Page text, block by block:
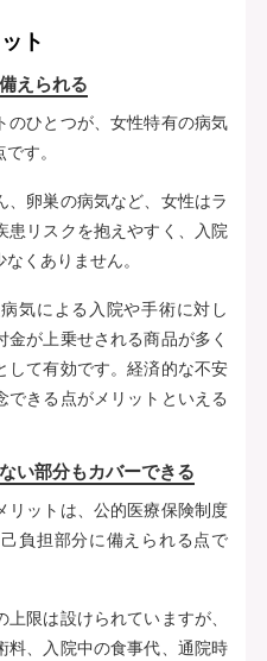
ト
えられる
のひとつが、女性特有の病気
す。
、卵巣の病気など、女性はラ
患リスクを抱えやすく、入院
くありません。
気による入院や手術に対し
が上乗せされる商品が多く
して有効です。経済的な不安
できる点がメリットといえる
い部分もカバーできる
リットは、公的医療保険制度
負担部分に備えられる点で
限は設けられていますが、
料、入院中の食事代、通院時